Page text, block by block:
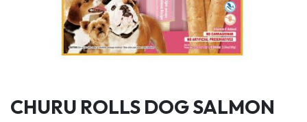
CHURU ROLLS DOG SALMON